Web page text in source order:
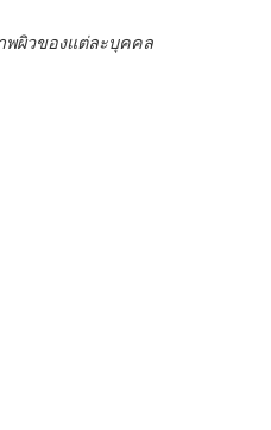
ผิวของแต่ละบุคคล